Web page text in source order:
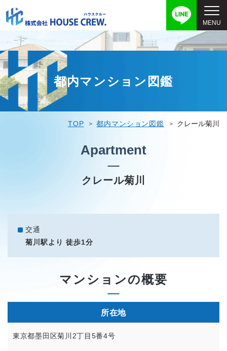
都内マンション図鑑
TOP 都内マンション図鑑 クレール菊川
Apartment
クレール菊川
交通
菊川駅より 徒歩1分
マンションの概要
所在地
東京都墨田区菊川2丁目5番4号